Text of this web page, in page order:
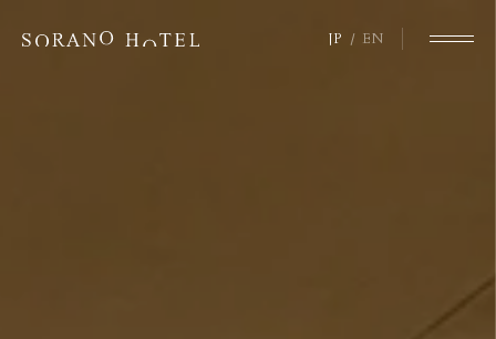
JP EN